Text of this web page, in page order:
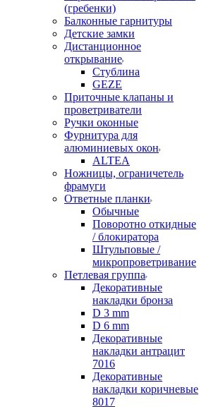
(гребенки)
Балконные гарнитуры
Детские замки
Дистанционное
открывание
Стублина
GEZE
Приточные клапаны и
проветриватели
Ручки оконные
Фурнитура для
алюминиевых окон
ALTEA
Ножницы, ограничетель
фрамуги
Ответные планки
Обычные
Поворотно откидные
/ блокиратора
Штульповые /
микропроветривание
Петлевая группа
Декоративные
накладки бронза
D 3 mm
D 6 mm
Декоративные
накладки антрацит
7016
Декоративные
накладки коричневые
8017